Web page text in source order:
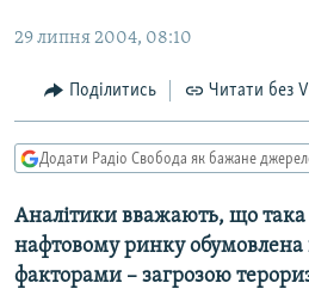
до
СПОРТ
УКРАЇНА
ТИ ЯК?
СХЕМИ
МУЛЬТИМЕДІА
ФОТО
29 липня 2004, 08:10
Поділитись Читати без
Додати Радіо Свобода як бажане
Аналітики вважають, що така
нафтовому ринку
факторами – загрозою